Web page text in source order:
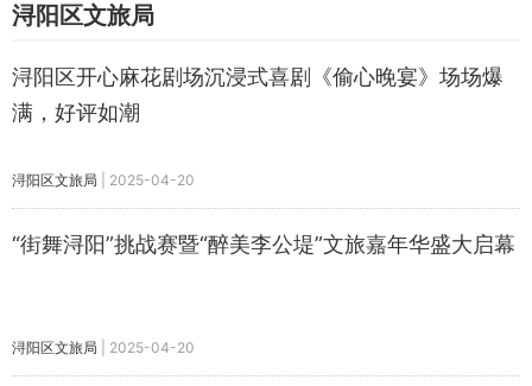
浔阳区文旅局
​浔阳区开心麻花剧场沉浸式喜剧《偷心晚宴》场场爆
满，好评如潮
浔阳区文旅局 2025-04-20
“街舞浔阳”挑战赛暨“醉美李公堤”文旅嘉年华盛大启幕
浔阳区文旅局 2025-04-20